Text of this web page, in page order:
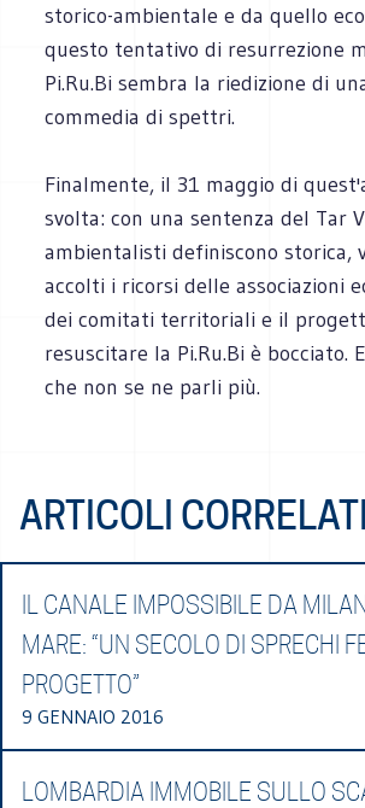
storico-ambientale e da quello
questo tentativo di resurrezione
Pi.Ru.Bi sembra la riedizione di
commedia di spettri.
Finalmente, il 31 maggio di
svolta: con una sentenza del Tar
ambientalisti definiscono storica,
accolti i ricorsi delle associazioni
dei comitati territoriali e il
resuscitare la Pi.Ru.Bi è bocciato.
che non se ne parli più.
ARTICOLI CORRELATI
IL CANALE IMPOSSIBILE DA
MARE: “UN SECOLO DI SPRECHI
PROGETTO”
9 GENNAIO 2016
LOMBARDIA IMMOBILE SULLO